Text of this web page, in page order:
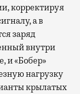
корректируя
а в
заряд
внутри
и «Бобер»
нагрузку
крылатых